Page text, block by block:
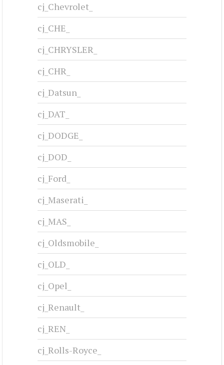
cj_Chevrolet_
cj_CHE_
cj_CHRYSLER_
cj_CHR_
cj_Datsun_
cj_DAT_
cj_DODGE_
cj_DOD_
cj_Ford_
cj_Maserati_
cj_MAS_
cj_Oldsmobile_
cj_OLD_
cj_Opel_
cj_Renault_
cj_REN_
cj_Rolls-Royce_